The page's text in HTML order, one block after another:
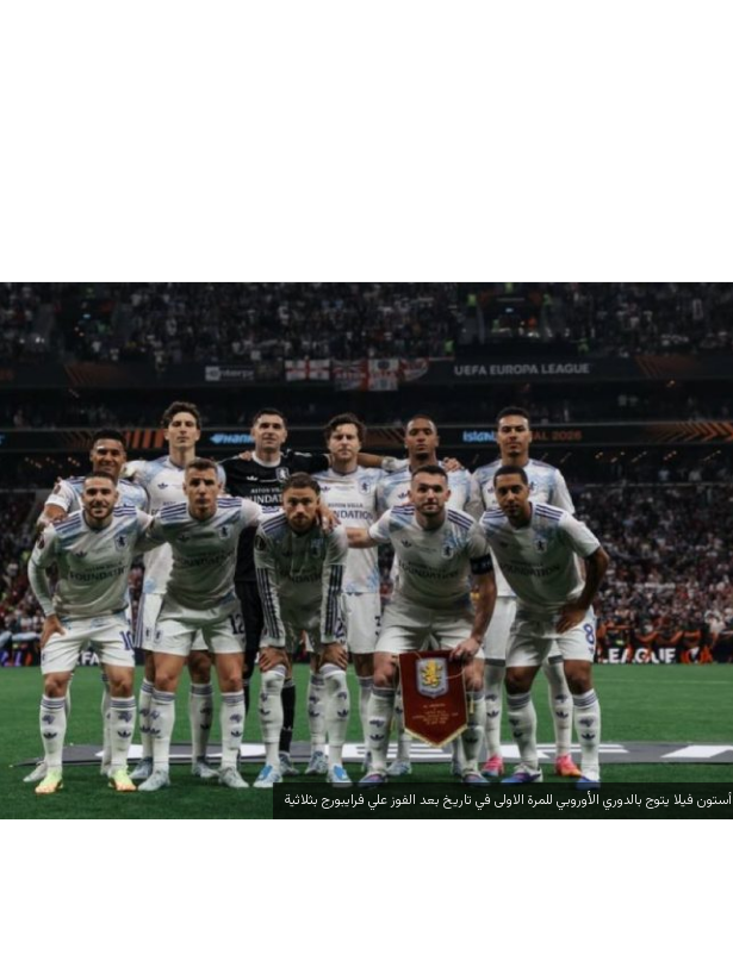
أستون فيلا يتوج بالدوري الأوروبي للمرة الاولى في تاريخ بعد الفوز علي فرايبورج بثلاثية